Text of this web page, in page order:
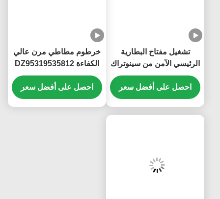
تشغيل مفتاح البطارية
الرئيسي الآمن من سينوتراك
هوو WG9100760100
KM3600008
احصل على أفضل سعر
خرطوم مطاطي مرن عالي
الكفاءة DZ95319535812
قطع غيار شاحنات شاكمان
احصل على أفضل سعر